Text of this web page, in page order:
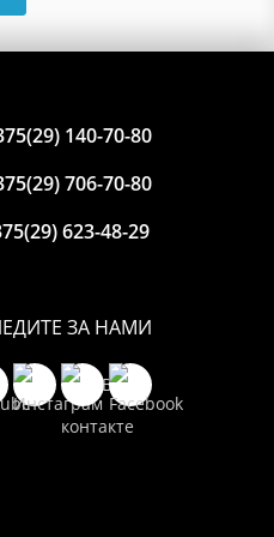
140-70-80
706-70-80
623-48-29
ЗА НАМИ